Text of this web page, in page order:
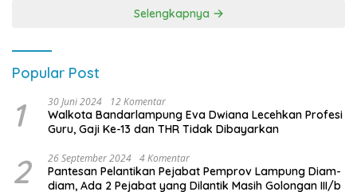
Selengkapnya
Popular Post
1 30 Juni 2024 12 Komentar
Walkota Bandarlampung Eva Dwiana Lecehkan Profesi
Guru, Gaji Ke-13 dan THR Tidak Dibayarkan
2 26 September 2024 4 Komentar
Pantesan Pelantikan Pejabat Pemprov Lampung Diam-
diam, Ada 2 Pejabat yang Dilantik Masih Golongan III/b